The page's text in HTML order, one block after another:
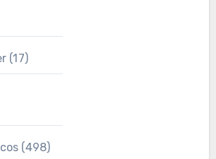
(17)
(498)